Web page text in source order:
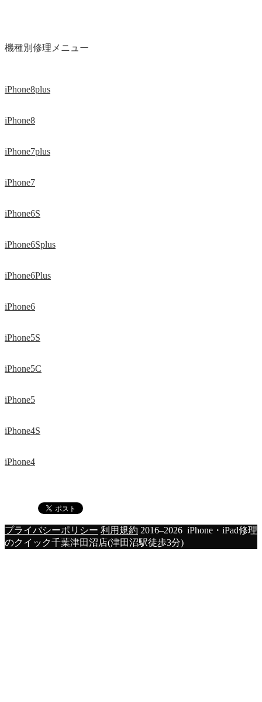
機種別修理メニュー
iPhone8plus
iPhone8
iPhone7plus
iPhone7
iPhone6S
iPhone6Splus
iPhone6Plus
iPhone6
iPhone5S
iPhone5C
iPhone5
iPhone4S
iPhone4
プライバシーポリシー 利用規約 2016–2026 iPhone・iPad修理
のクイック千葉津田沼店(津田沼駅徒歩3分)